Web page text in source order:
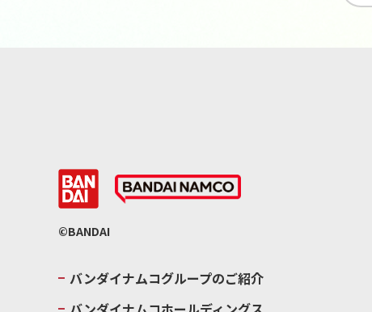
©BANDAI
バンダイナムコグループのご紹介